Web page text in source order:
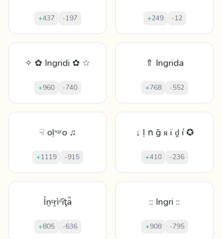
+437 -197 +249 -12
✧ ✿ Ingridi ✿ ☆
+960 -740
⇑ Ingrida
+768 -552
☟ oỊᶰᵍʳo ♫
+1119 -915
↓ Ị ո ḡ ᴙ ï ḓ í ✪
+410 -236
Ỉṉᵍṟìᵈȋţǟ
+805 -636
:: Ingri ::
+908 -795